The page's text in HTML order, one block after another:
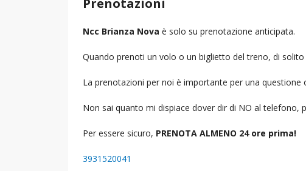
Ncc Brianza Nova è solo su prenotazione anticipata.
Quando prenoti un volo o un biglietto del treno, di
La prenotazioni per noi è importante per una questione
Non sai quanto mi dispiace dover dir di NO al
Per essere sicuro, PRENOTA ALMENO 24 ore prima!
3931520041